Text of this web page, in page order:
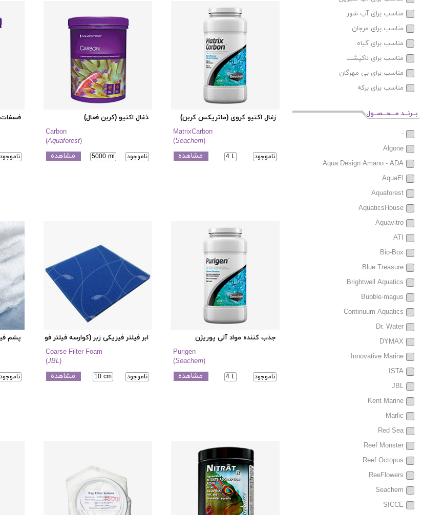
مناسب برای آب شور
مناسب برای مرجان
مناسب برای گیاه
مناسب برای لاکپشت
مناسب برای بی مهرگان
مناسب برای برکه
بــرنــد مـــحــصــول
-
Algone
Aqua Design Amano - ADA
AquaEl
Aquaforest
AquaticsHouse
Aquavitro
ATI
Bio-Box
Blue Treasure
Brightwell Aquatics
Bubble-magus
Continuum Aquatics
Dr. Water
DYMAX
Innovative Marine
ISTA
JBL
Kent Marine
Marlic
Red Sea
Reef Monster
Reef Octopus
ReeFlowers
Seachem
SICCE
زغال اکتیو کروی (ماتریکس کربن)
MatrixCarbon
(Seachem)
ناموجود 4 L مشاهده
ذغال اکتیو (کربن فعال)
Carbon
(Aquaforest)
ناموجود 5000 ml مشاهده
فسفات
ناموجود
جذب کننده مواد آلی پوریژن
Purigen
(Seachem)
ناموجود 4 L مشاهده
ابر فیلتر فیزیکی زبر (کوارسه فیلتر فوم)
Coarse Filter Foam
(JBL)
ناموجود 10 cm مشاهده
پشم
ناموجود